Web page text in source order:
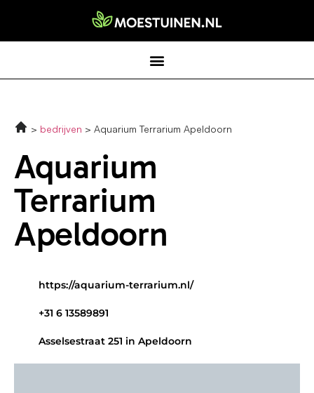
bedrijven Aquarium Terrarium Apeldoorn
Aquarium
Terrarium
Apeldoorn
https://aquarium-terrarium.nl/
+31 6 13589891
Asselsestraat 251 in Apeldoorn